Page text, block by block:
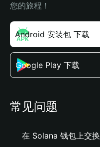
您的旅程！
Android 安装包 下载
Google Play 下载
常见问题
在 Solana 钱包上交换